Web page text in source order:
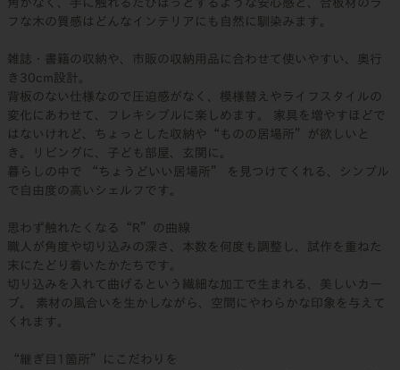
フな木の質感はどんなインテリアにも自然に馴染みます。
雑誌・書籍の収納や、市販の収納用品に合わせて使いやすい、奥行
き30cm設計。
背板のない仕様なので圧迫感がなく、模様替えやライフスタイルの
変化にあわせて、フレキシブルに楽しめます。 家具を増やすほどで
はないけれど、ちょっとした収納や“ものの居場所”が欲しいと
き。リビングに、子ども部屋、玄関に。
暮らしの中で “ちょうどいい居場所” を見つけてくれる、シンプル
で自由度の高いシェルフです。
思わず触れたくなる“R”の曲線
職人が角度や切り込みの深さ、本数を何度も調整し、試作を重ねた
末にたどり着いたかたちです。
切り込みを入れて曲げるという繊細な加工で生まれる、美しいカー
ブ。 素材の風合いを生かしながら、空間にやわらかな印象を与えて
くれます。
“継ぎ目1箇所”にこだわりを